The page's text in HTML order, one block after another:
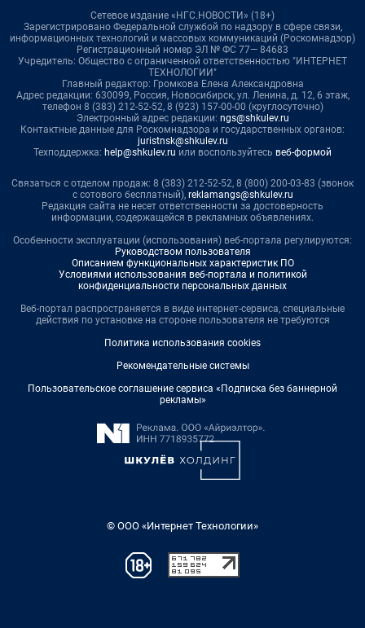
Сетевое издание «НГС.НОВОСТИ» (18+)
Зарегистрировано Федеральной службой по надзору в сфере связи,
информационных технологий и массовых коммуникаций (Роскомнадзор)
Регистрационный номер ЭЛ № ФС 77— 84683
Учредитель: Общество с ограниченной ответственностью "ИНТЕРНЕТ
ТЕХНОЛОГИИ"
Главный редактор: Громкова Елена Александровна
Адрес редакции: 630099, Россия, Новосибирск, ул. Ленина, д. 12, 6 этаж,
телефон 8 (383) 212-52-52, 8 (923) 157-00-00 (круглосуточно)
Электронный адрес редакции: ngs@shkulev.ru
Контактные данные для Роскомнадзора и государственных органов:
juristnsk@shkulev.ru
Техподдержка: help@shkulev.ru или воспользуйтесь веб-формой
Связаться с отделом продаж: 8 (383) 212-52-52, 8 (800) 200-03-83 (звонок
с сотового бесплатный), reklamangs@shkulev.ru
Редакция сайта не несет ответственности за достоверность
информации, содержащейся в рекламных объявлениях.
Особенности эксплуатации (использования) веб-портала регулируются:
Руководством пользователя
Описанием функциональных характеристик ПО
Условиями использования веб-портала и политикой
конфиденциальности персональных данных
Веб-портал распространяется в виде интернет-сервиса, специальные
действия по установке на стороне пользователя не требуются
Политика использования cookies
Рекомендательные системы
Пользовательское соглашение сервиса «Подписка без баннерной
рекламы»
© ООО «Интернет Технологии»